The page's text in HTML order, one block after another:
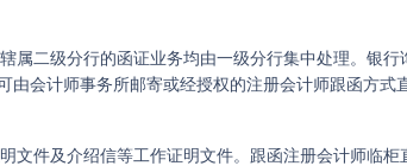
属二级分行的函证业务均由一级分行集中处理。银行
由会计师事务所邮寄或经授权的注册会计师跟函方
文件及介绍信等工作证明文件。跟函注册会计师临